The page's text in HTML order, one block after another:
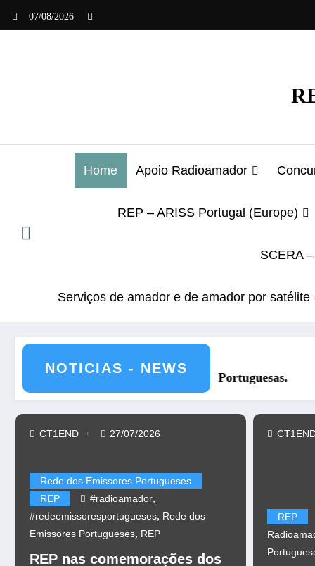
07/08/2026
Home Apoio Radioamador
REP – ARISS Portugal (Europe)
SCERA
Serviços de amador e de amador por
NOTICIAS - NEWS
REP nas comemorações dos
Rede dos Emissores Portugueses
REP
#radioamador,
#redeemissoresportugueses, Rede dos
Emissores Portugueses, REP
REP nas comemorações dos
CT1END 27/07/2026
REP